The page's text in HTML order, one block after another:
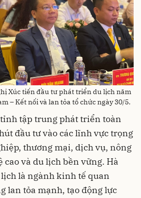
Xúc tiến đầu tư phát triển du lịch năm
– Kết nối và lan tỏa tổ chức ngày 30/5.
tập trung phát triển toàn
đầu tư vào các lĩnh vực trọng
thương mại, dịch vụ, nông
cao và du lịch bền vững. Hà
là ngành kinh tế quan
lan tỏa mạnh, tạo động lực